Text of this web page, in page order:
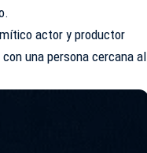
actor y productor
una persona cercana al